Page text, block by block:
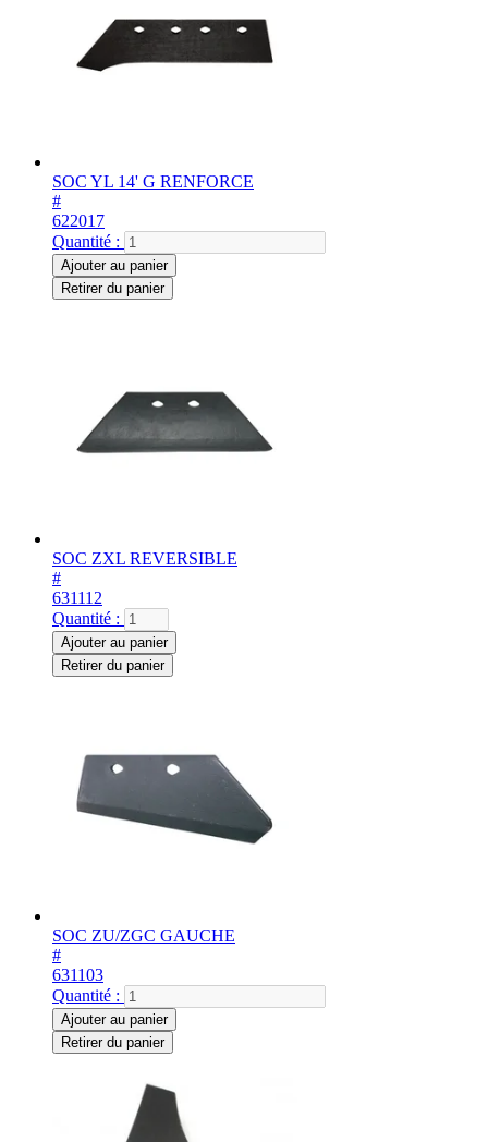
SOC YL 14' G RENFORCE
#
622017
Quantité :
Ajouter au panier
Retirer du panier
SOC ZXL REVERSIBLE
#
631112
Quantité :
Ajouter au panier
Retirer du panier
SOC ZU/ZGC GAUCHE
#
631103
Quantité :
Ajouter au panier
Retirer du panier